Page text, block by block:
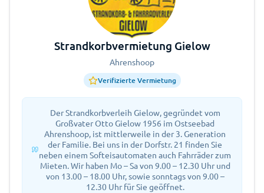
Strandkorbvermietung Gielow
Ahrenshoop
Verifizierte Vermietung
Der Strandkorbverleih Gielow, gegründet vom
Großvater Otto Gielow 1956 im Ostseebad
Ahrenshoop, ist mittlerweile in der 3. Generation
der Familie. Bei uns in der Dorfstr. 21 finden Sie
neben einem Softeisautomaten auch Fahrräder zum
Mieten. Wir haben Mo – Sa von 9.00 – 12.30 Uhr und
von 13.00 – 18.00 Uhr, sowie sonntags von 9.00 –
12.30 Uhr für Sie geöffnet.